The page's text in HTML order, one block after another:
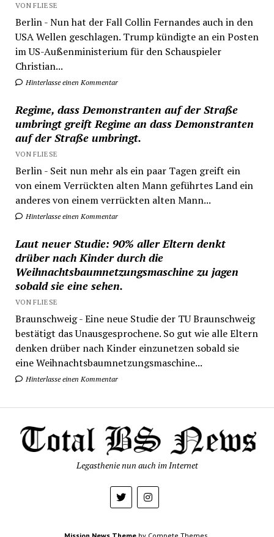
VON FLIESE
Berlin - Nun hat der Fall Collin Fernandes auch in den
USA Wellen geschlagen. Trump kündigte an ein Posten
im US-Außenministerium für den Schauspieler
Christian...
Hinterlasse einen Kommentar
Regime, dass Demonstranten auf der Straße
umbringt greift Regime an dass Demonstranten
auf der Straße umbringt.
VON FLIESE
Berlin - Seit nun mehr als ein paar Tagen greift ein
von einem Verrückten alten Mann geführtes Land ein
anderes von einem verrückten alten Mann...
Hinterlasse einen Kommentar
Laut neuer Studie: 90% aller Eltern denkt
drüber nach Kinder durch die
Weihnachtsbaumnetzungsmaschine zu jagen
sobald sie eine sehen.
VON FLIESE
Braunschweig - Eine neue Studie der TU Braunschweig
bestätigt das Unausgesprochene. So gut wie alle Eltern
denken drüber nach Kinder einzunetzen sobald sie
eine Weihnachtsbaumnetzungsmaschine...
Hinterlasse einen Kommentar
Legasthenie nun auch im Internet